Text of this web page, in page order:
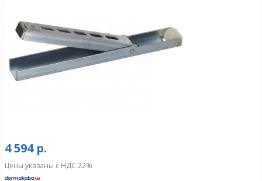
4 594 р.
Цены указаны с НДС 22%